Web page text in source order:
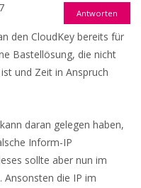
Antworten
den CloudKey bereits für
Bastellösung, die nicht
und Zeit in Anspruch
daran gelegen haben,
Inform-IP
sollte aber nun im
Ansonsten die IP im